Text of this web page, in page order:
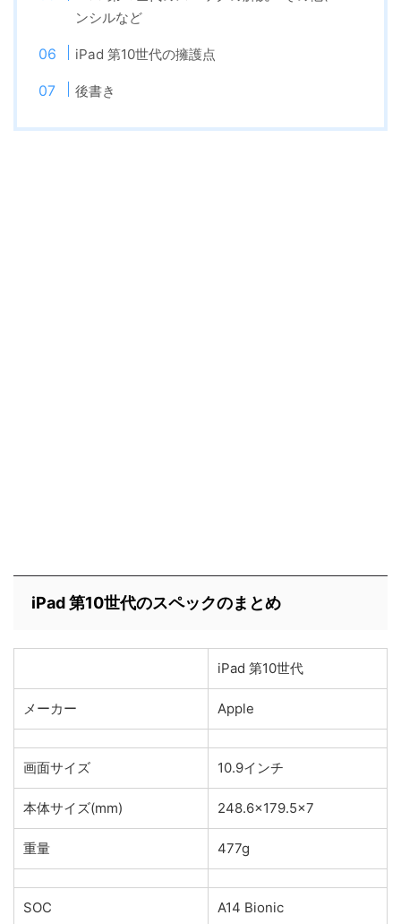
ンシルなど
iPad 第10世代の擁護点
後書き
iPad 第10世代のスペックのまとめ
iPad 第10世代
メーカー Apple
画面サイズ 10.9インチ
本体サイズ(mm) 248.6×179.5×7
重量 477g
SOC A14 Bionic